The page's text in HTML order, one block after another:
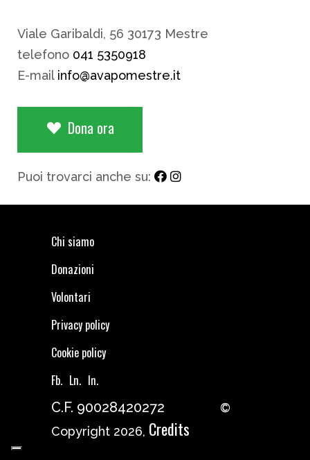
Viale Garibaldi, 56 30173 Mestre
telefono 041 5350918
E-mail info@avapomestre.it
Dona ora
Puoi trovarci anche su:
Chi siamo
Donazioni
Volontari
Privacy policy
Cookie policy
Fb. Ln. In.
C.F. 90028420272
©
Copyright 2026, Credits